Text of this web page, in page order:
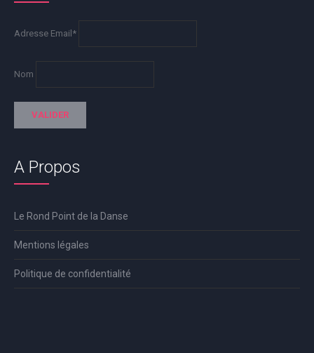
Adresse Email*
Nom
A Propos
Le Rond Point de la Danse
Mentions légales
Politique de confidentialité